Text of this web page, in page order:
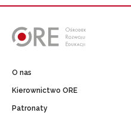
O nas
Kierownictwo ORE
Patronaty